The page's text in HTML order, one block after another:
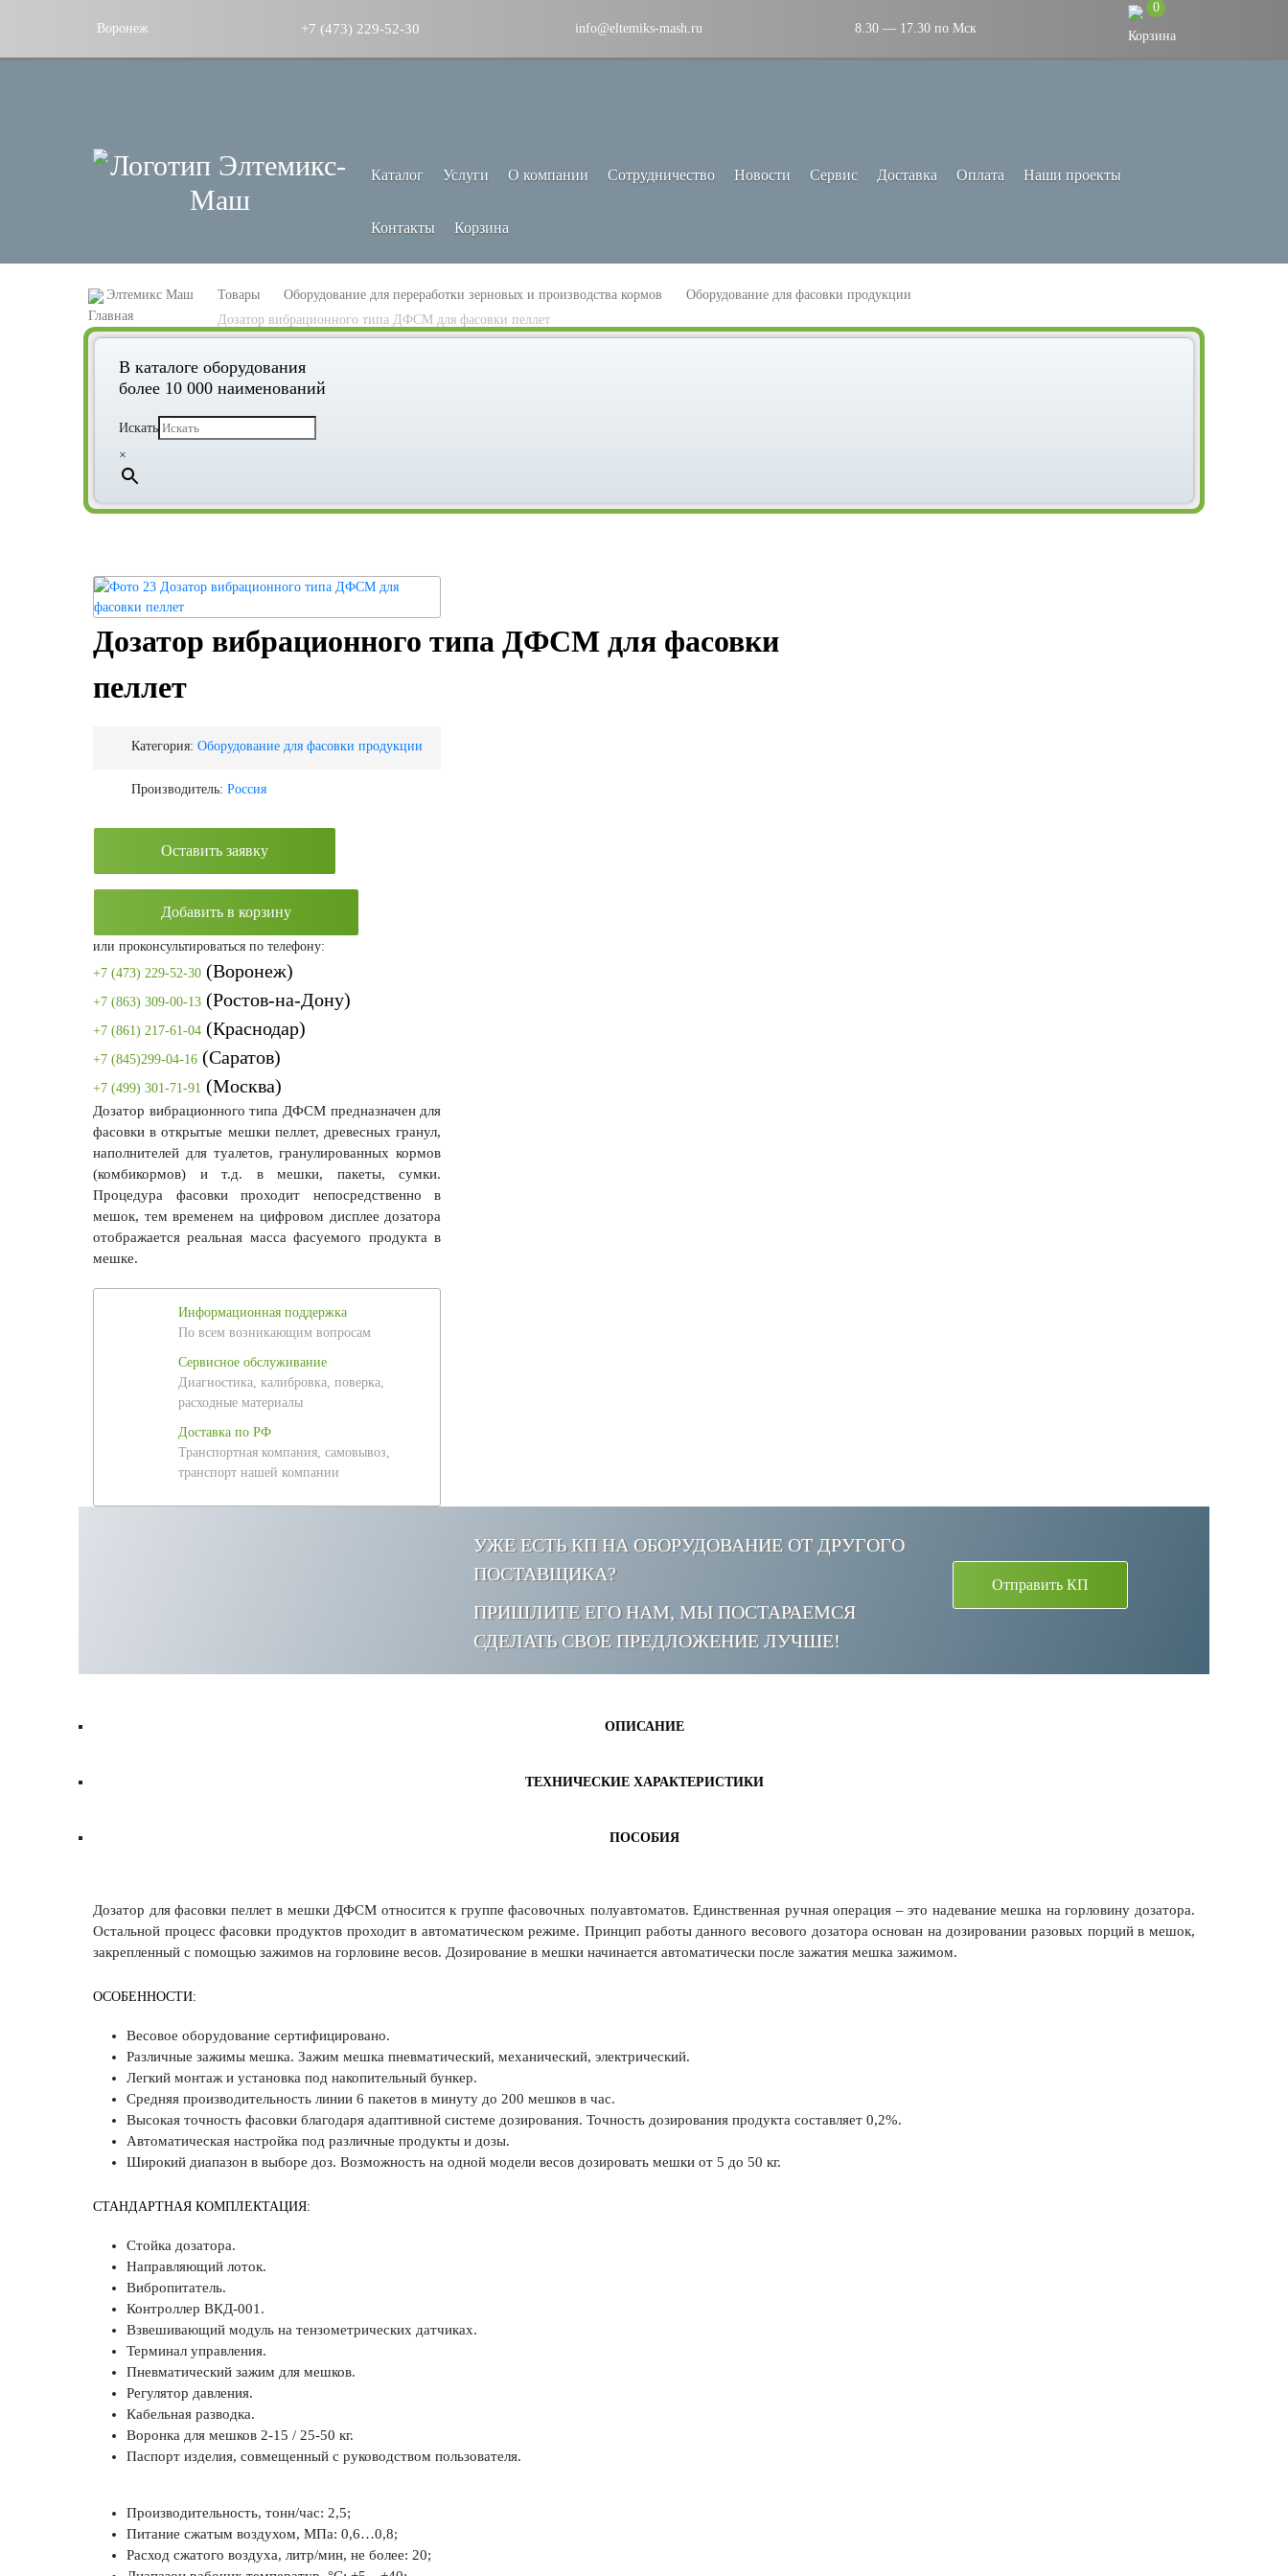
Воронеж +7 (473) 229-52-30 info@eltemiks-mash.ru 8.30 — 17.30 по Мск
0
Каталог Услуги О компании Сотрудничество Новости Сервис Доставка Оплата Наши проекты
Контакты Корзина
Элтемикс Маш Товары Оборудование для переработки зерновых и производства кормов
Оборудование для фасовки продукции
Дозатор вибрационного типа ДФСМ для фасовки пеллет
В каталоге оборудования
более 10 000 наименований
Искать
×
Дозатор вибрационного типа ДФСМ для фасовки
пеллет
Категория: Оборудование для фасовки продукции
Производитель: Россия
Оставить заявку
Добавить в корзину
или проконсультироваться по телефону:
+7 (473) 229-52-30 (Воронеж)
+7 (863) 309-00-13 (Ростов-на-Дону)
+7 (861) 217-61-04 (Краснодар)
+7 (845)299-04-16 (Саратов)
+7 (499) 301-71-91 (Москва)
Дозатор вибрационного типа ДФСМ предназначен для
фасовки в открытые мешки пеллет, древесных гранул,
наполнителей для туалетов, гранулированных кормов
(комбикормов) и т.д. в мешки, пакеты, сумки.
Процедура фасовки проходит непосредственно в
мешок, тем временем на цифровом дисплее дозатора
отображается реальная масса фасуемого продукта в
мешке.
Информационная поддержка
По всем возникающим вопросам
Сервисное обслуживание
Диагностика, калибровка, поверка,
расходные материалы
Доставка по РФ
Транспортная компания, самовывоз,
транспорт нашей компании
УЖЕ ЕСТЬ КП НА ОБОРУДОВАНИЕ ОТ ДРУГОГО
ПОСТАВЩИКА?
ПРИШЛИТЕ ЕГО НАМ, МЫ ПОСТАРАЕМСЯ
СДЕЛАТЬ СВОЕ ПРЕДЛОЖЕНИЕ ЛУЧШЕ!
Отправить КП
ОПИСАНИЕ
ТЕХНИЧЕСКИЕ ХАРАКТЕРИСТИКИ
ПОСОБИЯ
Дозатор для фасовки пеллет в мешки ДФСМ относится к группе фасовочных полуавтоматов. Единственная ручная операция – это надевание мешка на горловину дозатора.
Остальной процесс фасовки продуктов проходит в автоматическом режиме. Принцип работы данного весового дозатора основан на дозировании разовых порций в мешок,
закрепленный с помощью зажимов на горловине весов. Дозирование в мешки начинается автоматически после зажатия мешка зажимом.
ОСОБЕННОСТИ:
Весовое оборудование сертифицировано.
Различные зажимы мешка. Зажим мешка пневматический, механический, электрический.
Легкий монтаж и установка под накопительный бункер.
Средняя производительность линии 6 пакетов в минуту до 200 мешков в час.
Высокая точность фасовки благодаря адаптивной системе дозирования. Точность дозирования продукта составляет 0,2%.
Автоматическая настройка под различные продукты и дозы.
Широкий диапазон в выборе доз. Возможность на одной модели весов дозировать мешки от 5 до 50 кг.
СТАНДАРТНАЯ КОМПЛЕКТАЦИЯ:
Стойка дозатора.
Направляющий лоток.
Вибропитатель.
Контроллер ВКД-001.
Взвешивающий модуль на тензометрических датчиках.
Терминал управления.
Пневматический зажим для мешков.
Регулятор давления.
Кабельная разводка.
Воронка для мешков 2-15 / 25-50 кг.
Паспорт изделия, совмещенный с руководством пользователя.
Производительность, тонн/час: 2,5;
Питание сжатым воздухом, МПа: 0,6…0,8;
Расход сжатого воздуха, литр/мин, не более: 20;